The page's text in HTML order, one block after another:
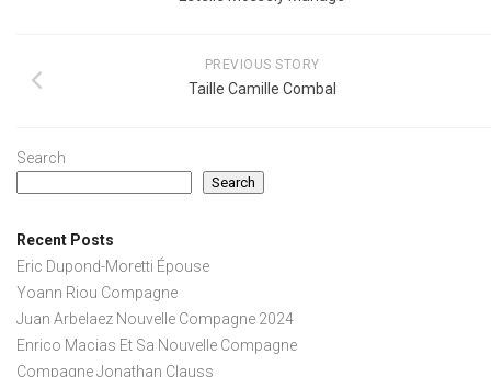
PREVIOUS STORY
Taille Camille Combal
Search
Search
Recent Posts
Eric Dupond-Moretti Épouse
Yoann Riou Compagne
Juan Arbelaez Nouvelle Compagne 2024
Enrico Macias Et Sa Nouvelle Compagne
Compagne Jonathan Clauss